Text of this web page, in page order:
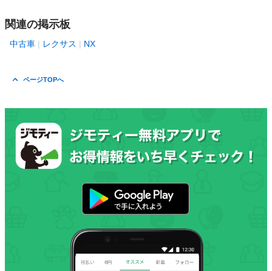
関連の掲示板
中古車 レクサス NX
ページTOPへ